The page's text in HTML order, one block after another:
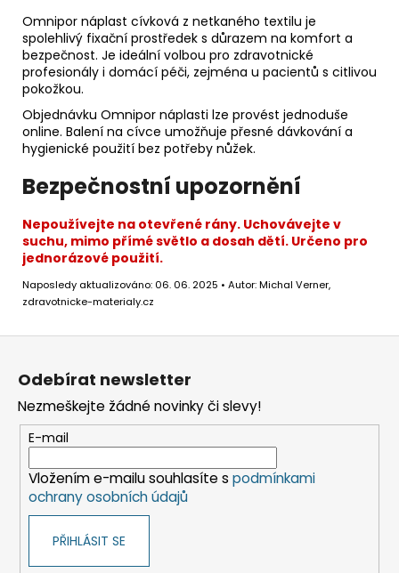
Omnipor náplast cívková z netkaného textilu je
spolehlivý fixační prostředek s důrazem na komfort a
bezpečnost. Je ideální volbou pro zdravotnické
profesionály i domácí péči, zejména u pacientů s citlivou
pokožkou.
Objednávku Omnipor náplasti lze provést jednoduše
online. Balení na cívce umožňuje přesné dávkování a
hygienické použití bez potřeby nůžek.
Bezpečnostní upozornění
Nepoužívejte na otevřené rány. Uchovávejte v
suchu, mimo přímé světlo a dosah dětí. Určeno pro
jednorázové použití.
Naposledy aktualizováno: 06. 06. 2025 • Autor: Michal Verner,
zdravotnicke-materialy.cz
Z
Odebírat newsletter
Nezmeškejte žádné novinky či slevy!
E-mail
Vložením e-mailu souhlasíte s podmínkami
ochrany osobních údajů
PŘIHLÁSIT SE